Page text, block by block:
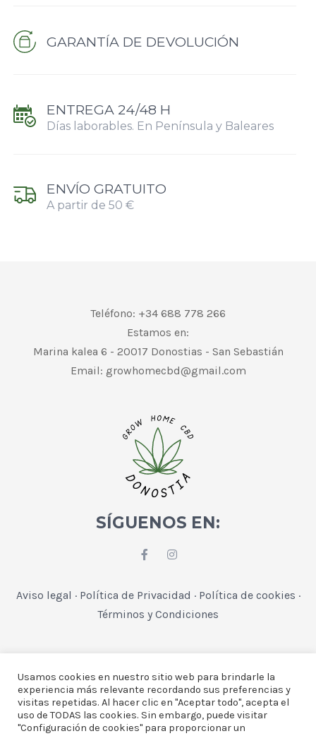
Usamos cookies en nuestro sitio web para brindarle la
experiencia más relevante recordando sus preferencias y
visitas repetidas. Al hacer clic en "Aceptar todo", acepta el
uso de TODAS las cookies. Sin embargo, puede visitar
"Configuración de cookies" para proporcionar un
GARANTÍA DE DEVOLUCIÓN
ENTREGA 24/48 H
Días laborables. En Península y Baleares
ENVÍO GRATUITO
A partir de 50 €
Teléfono: +34 688 778 266
Estamos en:
Marina kalea 6 - 20017 Donostias - San Sebastián
Email: growhomecbd@gmail.com
SÍGUENOS EN:
Aviso legal · Política de Privacidad · Política de cookies ·
Términos y Condiciones